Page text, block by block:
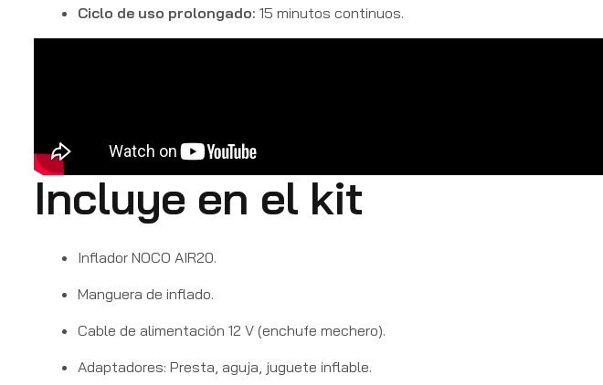
Ciclo de uso prolongado: 15 minutos continuos.
Incluye en el kit
Inflador NOCO AIR20.
Manguera de inflado.
Cable de alimentación 12 V (enchufe mechero).
Adaptadores: Presta, aguja, juguete inflable.